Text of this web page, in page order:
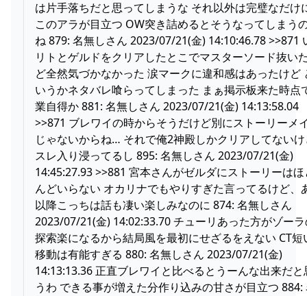
は片手落ちだと思ってしまうな それ以外は完璧なだけ
このアラが目立つ OW突き詰めるとそうなってしまう
ね 879: 名無しさん 2023/07/21(金) 14:10:46.78 >>871
リトとゲルドをクリアしたとこでマスターソード抜い
ど全然気づかなかった 涙マークに違和感はあったけど
いうかネタバレ喰らってしまった まぁ掲示板来た時点
業自得か 881: 名無しさん 2023/07/21(金) 14:13:58.04
>>871 ブレワイの時からそうだけど別にストーリーメ
じゃないからね… それで俺2神殿しかクリアしてない
スレ入り浸ってるし 895: 名無しさん 2023/07/21(金)
14:45:27.93 >>881 宮本さんがゼルダにストーリーはほ
んどいらない オカリナでもやりすぎた言ってるけど、
以降こっちは話も凄い楽しみなのに 874: 名無しさん
2023/07/21(金) 14:02:33.70 チューリあった方がゾー
探索楽になるから結局風を最初にせざるをえない CT短
移動は有能すぎる 880: 名無しさん 2023/07/21(金)
14:13:13.36 正直ブレワイと比べるとうーんな出来だと
うわ できる事が増えた分作り込みの甘さが目立つ 884: